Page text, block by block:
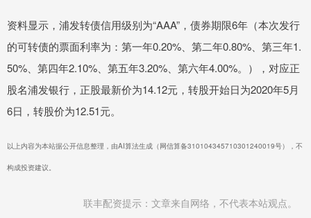
资料显示，浦发转债信用级别为“AAA”，债券期限6年（本次发行
的可转债的票面利率为：第一年0.20%、第二年0.80%、第三年1.
50%、第四年2.10%、第五年3.20%、第六年4.00%。），对应正
股名浦发银行，正股最新价为14.12元，转股开始日为2020年5月
6日，转股价为12.51元。
以上内容为本站据公开信息整理，由AI算法生成（网信算备310104345710301240019号），不
构成投资建议。
联丰配资提示：文章来自网络，不代表本站观点。